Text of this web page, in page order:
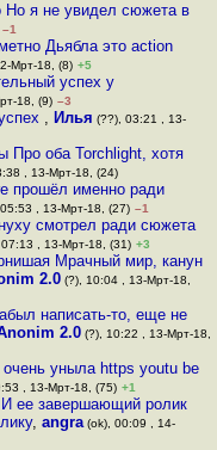
Но я не увидел сюжета в
–1
Дьябла это action
Мрт-18, (8) +5
успех у
18, (9) –3
, Илья (??), 03:21 , 13-
Про оба Torchlight, хотя
, 13-Мрт-18, (24)
прошёл именно ради
, 13-Мрт-18, (27) –1
смотрел ради сюжета
07:13 , 13-Мрт-18, (31) +3
Мрачный мир, канун
2.0(?), 10:04 , 13-Мрт-18,
написать-то, еще не
2.0(?), 10:22 , 13-Мрт-18,
уныла https youtu be
, 13-Мрт-18, (75) +1
ее завершающий ролик
,angra (ok), 00:09 , 14-